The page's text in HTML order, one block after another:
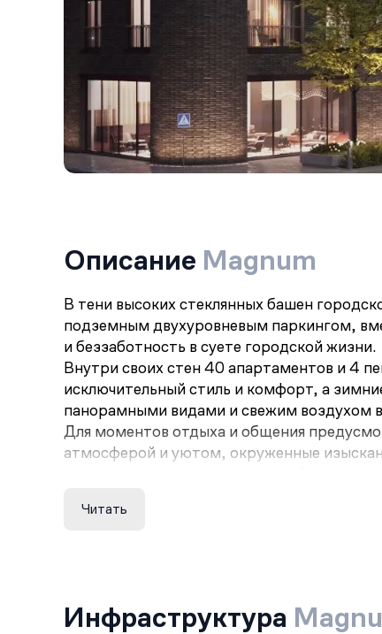
Описание Magnum
В тени высоких стеклянных башен
подземным двухуровневым паркингом,
и беззаботность в суете городской жизни.
Внутри своих стен 40 апартаментов и 4
исключительный стиль и комфорт, а
панорамными видами и свежим воздухом
Для моментов отдыха и общения
атмосферой и уютом, окруженные
Читать
Инфраструктура